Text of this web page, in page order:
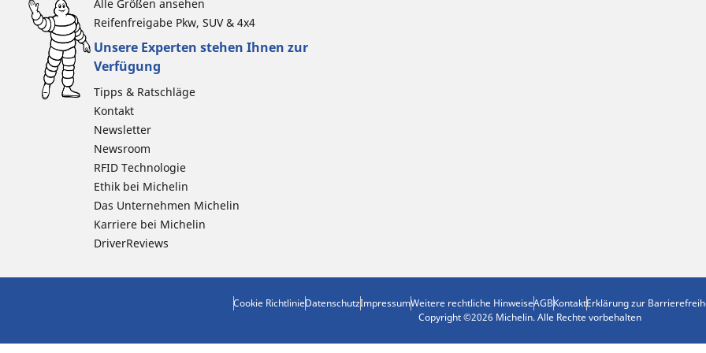
Alle Größen ansehen
Reifenfreigabe Pkw, SUV & 4x4
Unsere Experten stehen Ihnen zur
Verfügung
Tipps & Ratschläge
Kontakt
Newsletter
Newsroom
RFID Technologie
Ethik bei Michelin
Das Unternehmen Michelin
Karriere bei Michelin
DriverReviews
Cookie RichtlinieDatenschutzImpressumWeitere rechtliche HinweiseAGBKontaktErklärung zur
Copyright ©2026 Michelin. Alle Rechte vorbehalten